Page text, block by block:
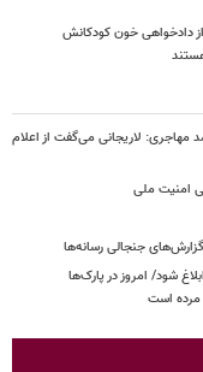
دادخواهی خون کودکانش
مهاجری: لاریجانی می‌گفت از اعلام
امنیت ملی
جنجالی رسانه‌ها
شود/ امروز در پارک‌ها
مرده است